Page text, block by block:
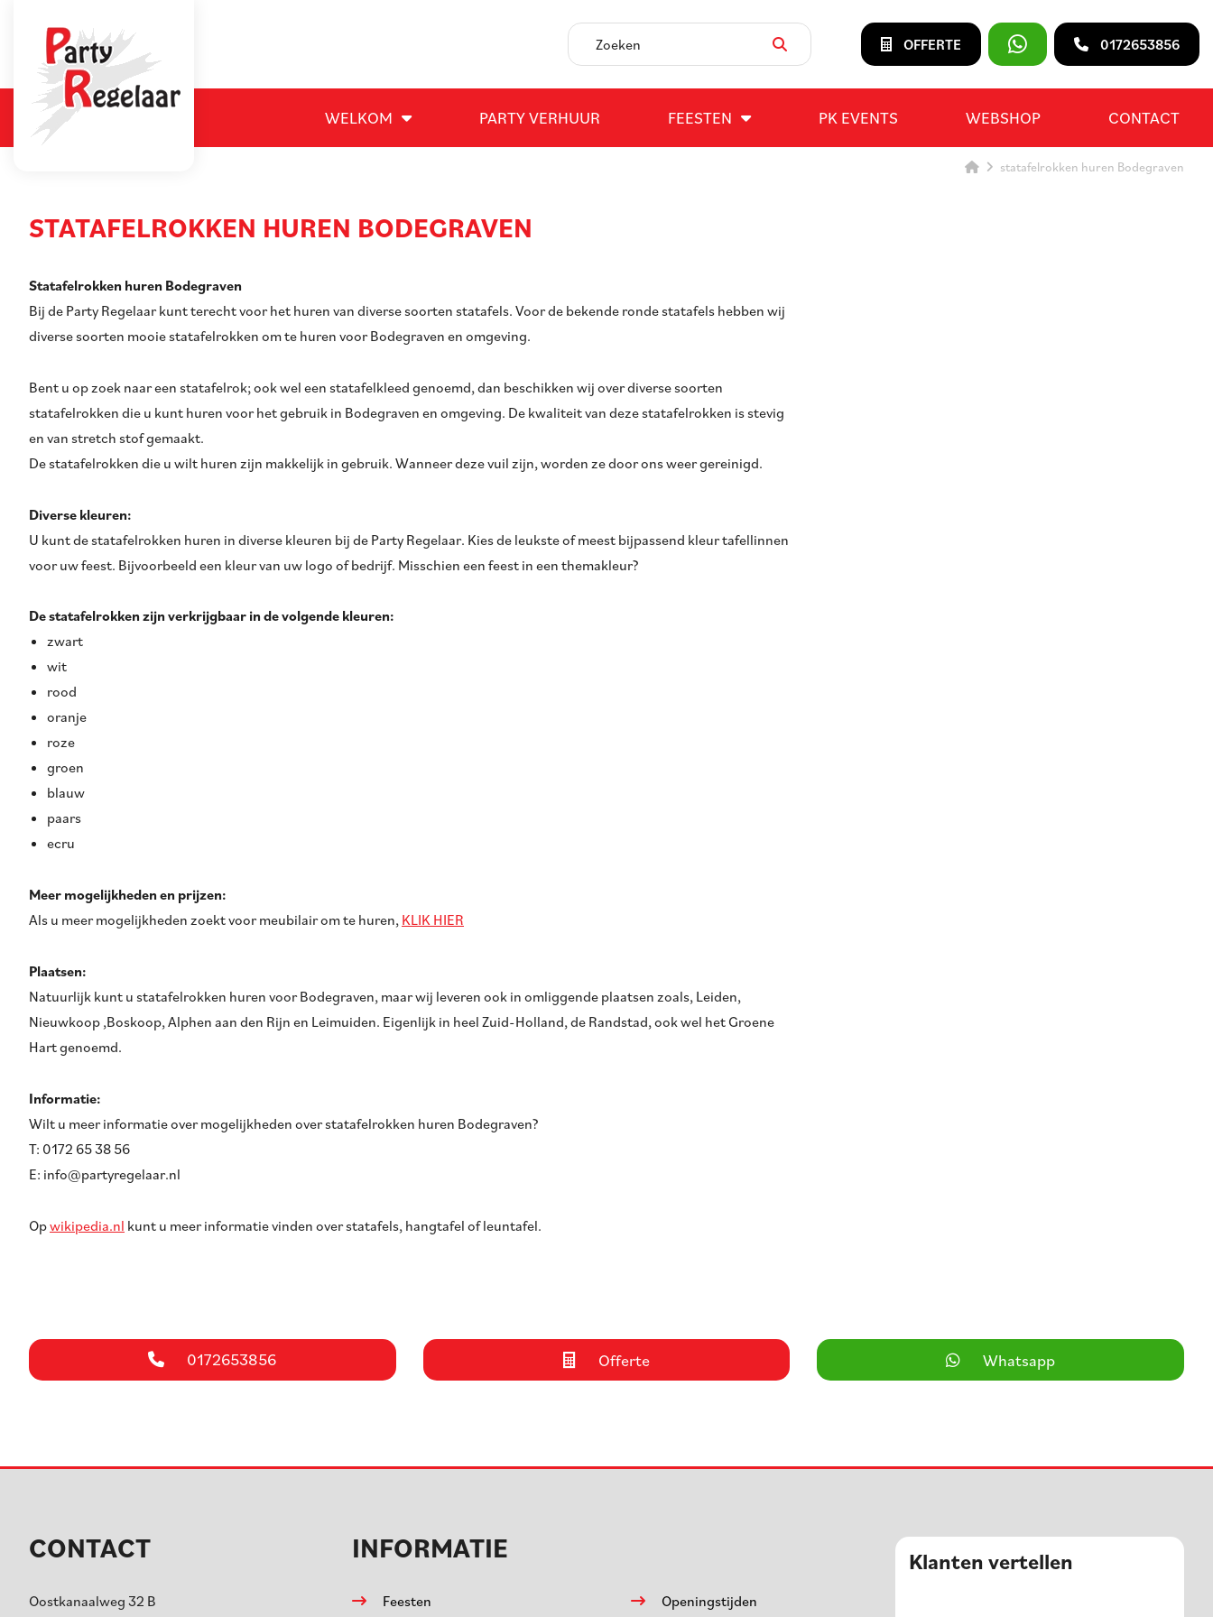
OFFERTE 0172653856
WELKOM PARTY VERHUUR FEESTEN PK EVENTS WEBSHOP CONTACT
statafelrokken huren Bodegraven
STATAFELROKKEN HUREN BODEGRAVEN
Statafelrokken huren Bodegraven
Bij de Party Regelaar kunt terecht voor het huren van diverse soorten statafels. Voor de bekende ronde statafels hebben wij
diverse soorten mooie statafelrokken om te huren voor Bodegraven en omgeving.
Bent u op zoek naar een statafelrok; ook wel een statafelkleed genoemd, dan beschikken wij over diverse soorten
statafelrokken die u kunt huren voor het gebruik in Bodegraven en omgeving. De kwaliteit van deze statafelrokken is stevig
en van stretch stof gemaakt.
De statafelrokken die u wilt huren zijn makkelijk in gebruik. Wanneer deze vuil zijn, worden ze door ons weer gereinigd.
Diverse kleuren:
U kunt de statafelrokken huren in diverse kleuren bij de Party Regelaar. Kies de leukste of meest bijpassend kleur tafellinnen
voor uw feest. Bijvoorbeeld een kleur van uw logo of bedrijf. Misschien een feest in een themakleur?
De statafelrokken zijn verkrijgbaar in de volgende kleuren:
zwart
wit
rood
oranje
roze
groen
blauw
paars
ecru
Meer mogelijkheden en prijzen:
Als u meer mogelijkheden zoekt voor meubilair om te huren, KLIK HIER
Plaatsen:
Natuurlijk kunt u statafelrokken huren voor Bodegraven, maar wij leveren ook in omliggende plaatsen zoals, Leiden,
Nieuwkoop ,Boskoop, Alphen aan den Rijn en Leimuiden. Eigenlijk in heel Zuid-Holland, de Randstad, ook wel het Groene
Hart genoemd.
Informatie:
Wilt u meer informatie over mogelijkheden over statafelrokken huren Bodegraven?
T: 0172 65 38 56
E: info@partyregelaar.nl
Opwikipedia.nl kunt u meer informatie vinden over statafels, hangtafel of leuntafel.
0172653856 Offerte Whatsapp
CONTACT
Oostkanaalweg 32 B
INFORMATIE
Feesten
Openingstijden
Klanten vertellen